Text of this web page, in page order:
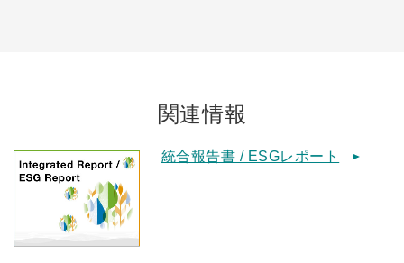
関連情報
統合報告書 / ESGレポート